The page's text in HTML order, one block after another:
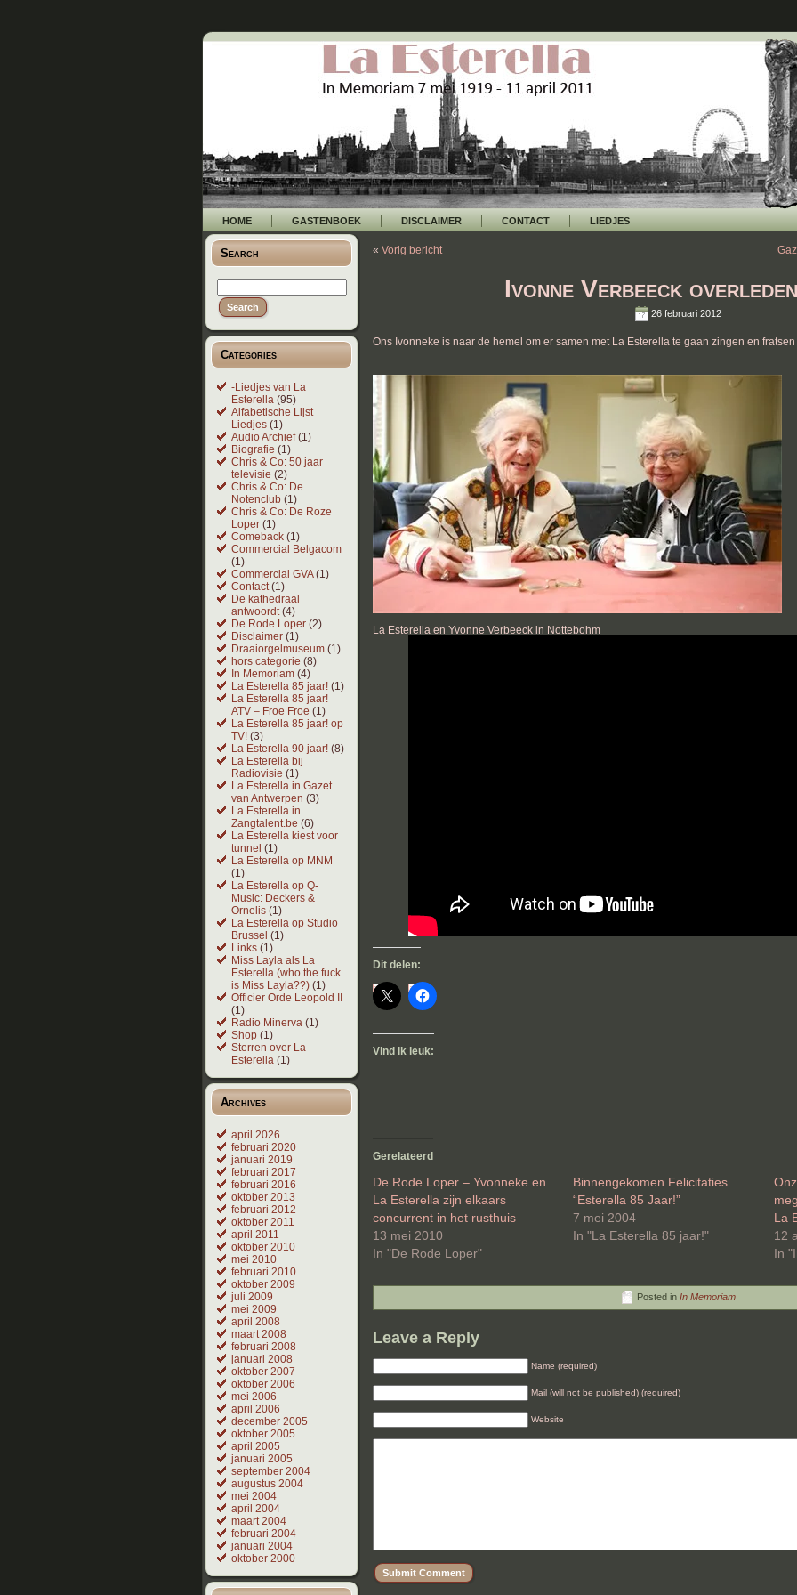
HOME GASTENBOEK DISCLAIMER CONTACT LIEDJES
Search
Categories
-Liedjes van La
Esterella (95)
Alfabetische Lijst
Liedjes (1)
Audio Archief(1)
Biografie (1)
Chris & Co: 50 jaar
televisie (2)
Chris & Co: De
Notenclub (1)
Chris & Co: De Roze
Loper (1)
Comeback (1)
Commercial Belgacom
(1)
Commercial GVA(1)
Contact(1)
De kathedraal
antwoordt(4)
De Rode Loper (2)
Disclaimer (1)
Draaiorgelmuseum (1)
hors categorie (8)
In Memoriam (4)
La Esterella 85 jaar! (1)
La Esterella 85 jaar!
ATV – Froe Froe (1)
La Esterella 85 jaar! op
TV! (3)
La Esterella 90 jaar! (8)
La Esterella bij
Radiovisie (1)
La Esterella in Gazet
van Antwerpen (3)
La Esterella in
Zangtalent.be (6)
La Esterella kiest voor
tunnel (1)
La Esterella op MNM
(1)
La Esterella op Q-
Music: Deckers &
Ornelis (1)
La Esterella op Studio
Brussel (1)
Links (1)
Miss Layla als La
Esterella (who the fuck
is Miss Layla??) (1)
Officier Orde Leopold II
(1)
Radio Minerva (1)
Shop (1)
Sterren over La
Esterella (1)
Archives
april 2026
februari 2020
januari 2019
februari 2017
februari 2016
oktober 2013
februari 2012
oktober 2011
april 2011
oktober 2010
mei 2010
februari 2010
oktober 2009
juli 2009
mei 2009
april 2008
maart 2008
februari 2008
januari 2008
oktober 2007
oktober 2006
mei 2006
april 2006
december 2005
oktober 2005
april 2005
januari 2005
september 2004
augustus 2004
mei 2004
april 2004
maart 2004
februari 2004
januari 2004
oktober 2000
« Vorig bericht
Ivonne Verbeeck
26 februari 2012
Ons Ivonneke is naar de hemel om er samen met La Esterella te gaan zingen en
La Esterella en Yvonne Verbeeck in Nottebohm
Dit delen:
Vind ik leuk:
Gerelateerd
De Rode Loper – Yvonneke en
La Esterella zijn elkaars
concurrent in het rusthuis
13 mei 2010
In "De Rode Loper"
Binnengekomen Felicitaties
“Esterella 85 Jaar!”
7 mei 2004
In "La Esterella 85 jaar!"
La
12
In
Posted in In Memoriam
Leave a Reply
Name (required)
Mail (will not be published) (required)
Website